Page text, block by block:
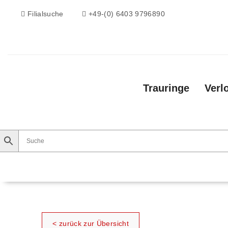
Filialsuche +49-(0) 6403 9796890
Trauringe
< zurück zur Übersicht